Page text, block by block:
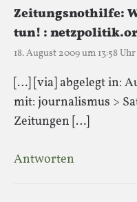
Zeitungsnothilfe:
tun! :
18. August 2009 um 13:58 Uhr
[…] [via] abgelegt in:
mit: journalismus >
Zeitungen […]
Antworten